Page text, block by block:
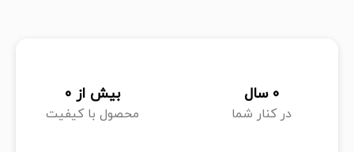
محصولات این برند به دلیل تنوع بالا، قیمت مناسب و کیفیت
چشمگیر، به‌ویژه در بازار آسیا و خاورمیانه محبوبیت زیادی دارند.
در کنار شما
0 سال
محصول با کیفیت
بیش از 0